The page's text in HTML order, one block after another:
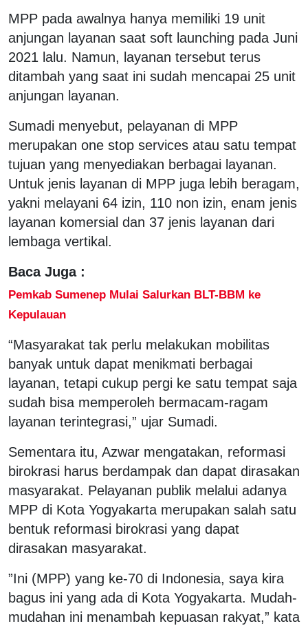
MPP pada awalnya hanya memiliki 19 unit
anjungan layanan saat soft launching pada Juni
2021 lalu. Namun, layanan tersebut terus
ditambah yang saat ini sudah mencapai 25 unit
anjungan layanan.
Sumadi menyebut, pelayanan di MPP
merupakan one stop services atau satu tempat
tujuan yang menyediakan berbagai layanan.
Untuk jenis layanan di MPP juga lebih beragam,
yakni melayani 64 izin, 110 non izin, enam jenis
layanan komersial dan 37 jenis layanan dari
lembaga vertikal.
Baca Juga :
Pemkab Sumenep Mulai Salurkan BLT-BBM ke
Kepulauan
“Masyarakat tak perlu melakukan mobilitas
banyak untuk dapat menikmati berbagai
layanan, tetapi cukup pergi ke satu tempat saja
sudah bisa memperoleh bermacam-ragam
layanan terintegrasi,” ujar Sumadi.
Sementara itu, Azwar mengatakan, reformasi
birokrasi harus berdampak dan dapat dirasakan
masyarakat. Pelayanan publik melalui adanya
MPP di Kota Yogyakarta merupakan salah satu
bentuk reformasi birokrasi yang dapat
dirasakan masyarakat.
”Ini (MPP) yang ke-70 di Indonesia, saya kira
bagus ini yang ada di Kota Yogyakarta. Mudah-
mudahan ini menambah kepuasan rakyat,” kata